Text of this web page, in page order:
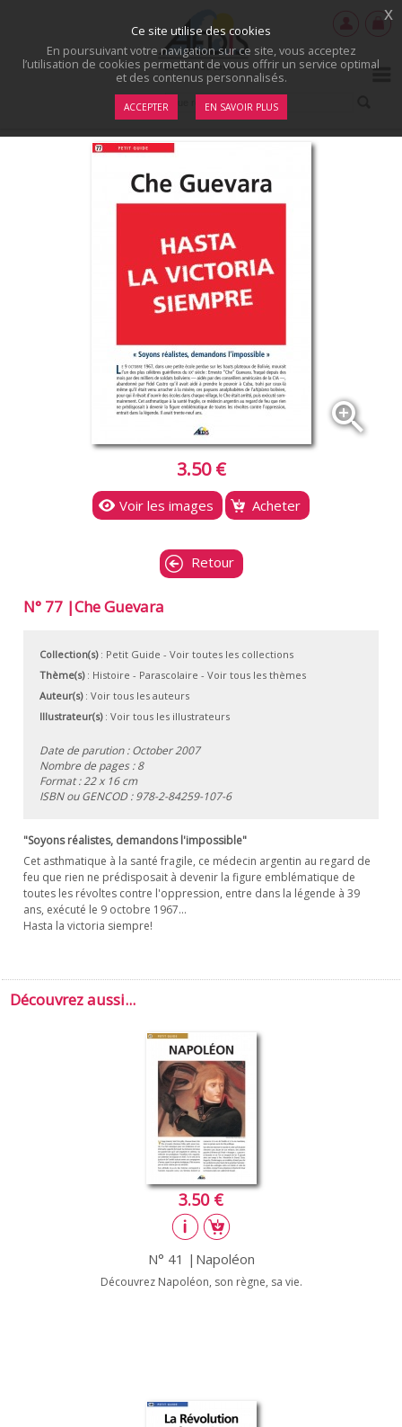
zoom_in
3.50 €
Voir les images Acheter
Retour
N° 77 |Che Guevara
Collection(s): Petit Guide - Voir toutes les collections
Thème(s): Histoire - Parascolaire - Voir tous les thèmes
Auteur(s): Voir tous les auteurs
Illustrateur(s): Voir tous les illustrateurs
Date de parution : October 2007
Nombre de pages : 8
Format : 22 x 16 cm
ISBN ou GENCOD :978-2-84259-107-6
"Soyons réalistes, demandons l'impossible"
Cet asthmatique à la santé fragile, ce médecin argentin au regard de
feu que rien ne prédisposait à devenir la figure emblématique de
toutes les révoltes contre l'oppression, entre dans la légende à 39
ans, exécuté le 9 octobre 1967...
Hasta la victoria siempre!
Découvrez aussi...
3.50 €
N° 41 |Napoléon
Découvrez Napoléon, son règne, sa vie.
Ce site utilise des cookies
En poursuivant votre navigation sur ce site, vous acceptez
l’utilisation de cookies permettant de vous offrir un service optimal
et des contenus personnalisés.
ACCEPTER EN SAVOIR PLUS
x